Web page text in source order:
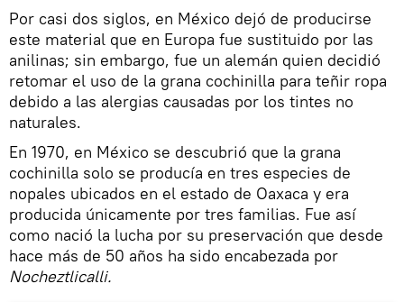
Por casi dos siglos, en México dejó de producirse
este material que en Europa fue sustituido por las
anilinas; sin embargo, fue un alemán quien decidió
retomar el uso de la grana cochinilla para teñir ropa
debido a las alergias causadas por los tintes no
naturales.
En 1970, en México se descubrió que la grana
cochinilla solo se producía en tres especies de
nopales ubicados en el estado de Oaxaca y era
producida únicamente por tres familias. Fue así
como nació la lucha por su preservación que desde
hace más de 50 años ha sido encabezada por
Nocheztlicalli.